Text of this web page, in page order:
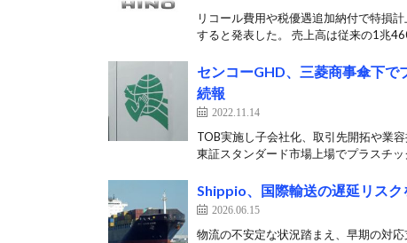
リコール費用や税優遇追加納付で特損
すると発表した。 売上高は従来の1兆
センコーGHD、三菱商事傘下
続報
2022.11.14
TOB実施し子会社化、取引先開拓や業
東証スタンダード市場上場でプラスチ
Shippio、国際輸送の遅延リス
2026.06.15
物流の不安定な状況踏まえ、早期の対